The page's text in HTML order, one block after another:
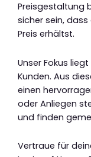
Preisgestaltung
sicher sein,
Preis erhältst.
Unser Fokus
Kunden. Aus
einen
oder Anliegen
und finden
Vertraue für